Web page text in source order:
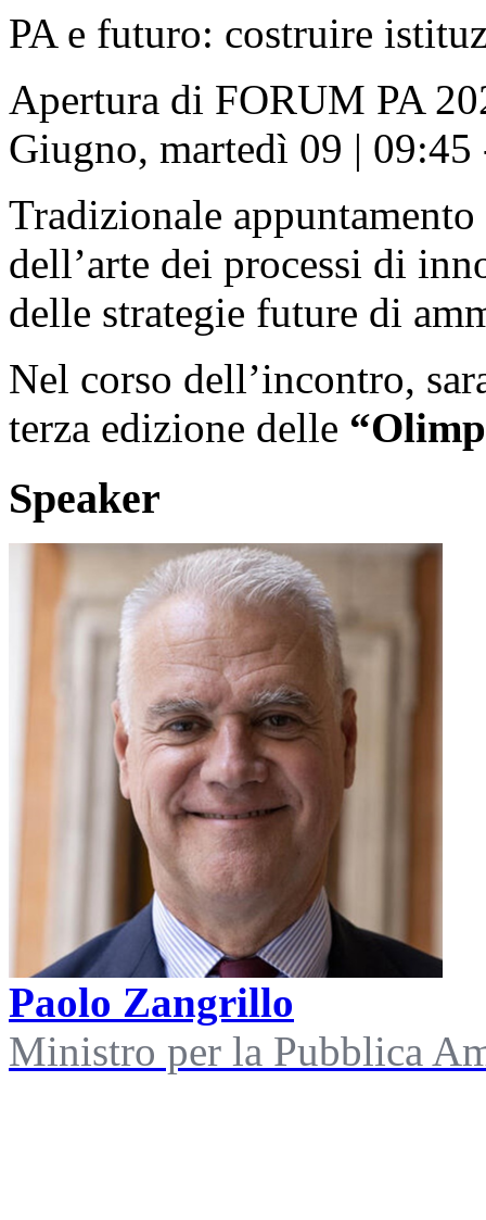
PA e futuro: costruire
Apertura di FORUM PA
Giugno, martedì 09 | 09:45
Tradizionale
dell’arte dei processi di
delle strategie future di
Nel corso dell’incontro,
terza edizione delle
Speaker
Paolo Zangrillo
Ministro per la Pubblica